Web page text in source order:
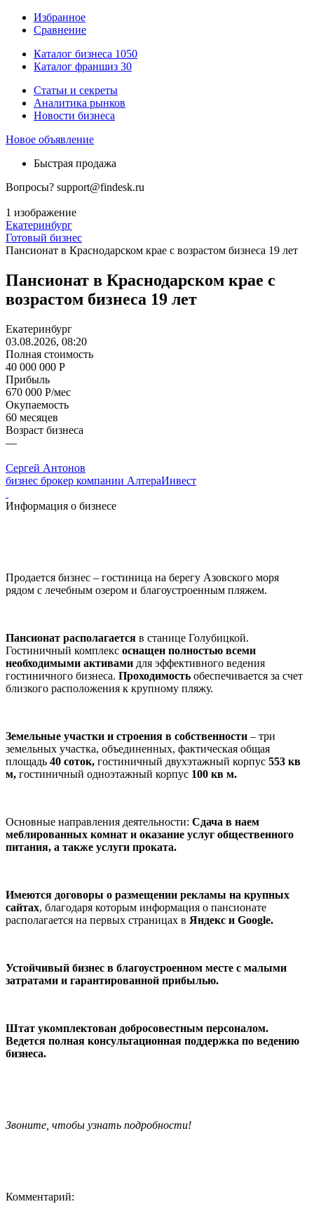
Избранное
Сравнение
Каталог бизнеса 1050
Каталог франшиз 30
Статьи и секреты
Аналитика рынков
Новости бизнеса
Новое объявление
Быстрая продажа
Вопросы? support@findesk.ru
1 изображение
Екатеринбург
Готовый бизнес
Пансионат в Краснодарском крае с возрастом бизнеса 19 лет
Пансионат в Краснодарском крае с
возрастом бизнеса 19 лет
Екатеринбург
03.08.2026, 08:20
Полная стоимость
40 000 000 Р
Прибыль
670 000 Р/мес
Окупаемость
60 месяцев
Возраст бизнеса
—
Сергей Антонов
бизнес брокер компании АлтераИнвест
Информация о бизнесе
Продается бизнес – гостиница на берегу Азовского моря
рядом с лечебным озером и благоустроенным пляжем.
Пансионат располагается в станице Голубицкой.
Гостиничный комплекс оснащен полностью всеми
необходимыми активами для эффективного ведения
гостиничного бизнеса. Проходимость обеспечивается за счет
близкого расположения к крупному пляжу.
Земельные участки и строения в собственности – три
земельных участка, объединенных, фактическая общая
площадь 40 соток, гостиничный двухэтажный корпус 553 кв
м, гостиничный одноэтажный корпус 100 кв м.
Основные направления деятельности: Сдача в наем
меблированных комнат и оказание услуг общественного
питания, а также услуги проката.
Имеются договоры о размещении рекламы на крупных
сайтах, благодаря которым информация о пансионате
располагается на первых страницах в Яндекс и Google.
Устойчивый бизнес в благоустроенном месте с малыми
затратами и гарантированной прибылью.
Штат укомплектован добросовестным персоналом.
Ведется полная консультационная поддержка по ведению
бизнеса.
Звоните, чтобы узнать подробности!
Комментарий: